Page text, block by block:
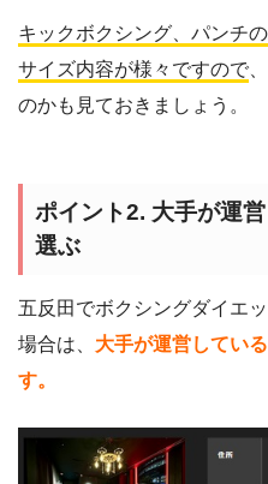
キックボクシング、パンチ
サイズ内容が様々ですので
のかも見ておきましょう。
ポイント2. 大手が運
選ぶ
五反田でボクシングダイエ
場合は、 大手が運営してい
す。